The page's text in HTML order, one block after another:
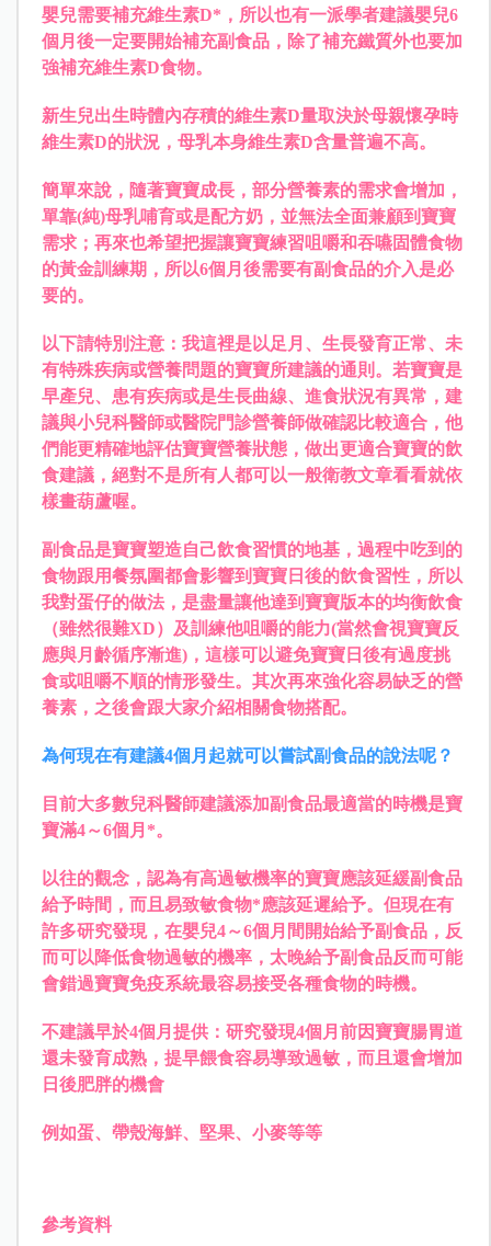
嬰兒需要補充維生素D*，所以也有一派學者建議嬰兒6
個月後一定要開始補充副食品，除了補充鐵質外也要加
強補充維生素D食物。
新生兒出生時體內存積的維生素D量取決於母親懷孕時
維生素D的狀況，母乳本身維生素D含量普遍不高。
簡單來說，隨著寶寶成長，部分營養素的需求會增加，
單靠(純)母乳哺育或是配方奶，並無法全面兼顧到寶寶
需求；再來也希望把握讓寶寶練習咀嚼和吞嚥固體食物
的黃金訓練期，所以6個月後需要有副食品的介入是必
要的。
以下請特別注意：我這裡是以足月、生長發育正常、未
有特殊疾病或營養問題的寶寶所建議的通則。若寶寶是
早產兒、患有疾病或是生長曲線、進食狀況有異常，建
議與小兒科醫師或醫院門診營養師做確認比較適合，他
們能更精確地評估寶寶營養狀態，做出更適合寶寶的飲
食建議，絕對不是所有人都可以一般衛教文章看看就依
樣畫葫蘆喔。
副食品是寶寶塑造自己飲食習慣的地基，過程中吃到的
食物跟用餐氛圍都會影響到寶寶日後的飲食習性，所以
我對蛋仔的做法，是盡量讓他達到寶寶版本的均衡飲食
（雖然很難XD）及訓練他咀嚼的能力(當然會視寶寶反
應與月齡循序漸進)，這樣可以避免寶寶日後有過度挑
食或咀嚼不順的情形發生。其次再來強化容易缺乏的營
養素，之後會跟大家介紹相關食物搭配。
為何現在有建議4個月起就可以嘗試副食品的說法呢？
目前大多數兒科醫師建議添加副食品最適當的時機是寶
寶滿4～6個月*。
以往的觀念，認為有高過敏機率的寶寶應該延緩副食品
給予時間，而且易致敏食物*應該延遲給予。但現在有
許多研究發現，在嬰兒4～6個月間開始給予副食品，反
而可以降低食物過敏的機率，太晚給予副食品反而可能
會錯過寶寶免疫系統最容易接受各種食物的時機。
不建議早於4個月提供：研究發現4個月前因寶寶腸胃道
還未發育成熟，提早餵食容易導致過敏，而且還會增加
日後肥胖的機會
例如蛋、帶殼海鮮、堅果、小麥等等
參考資料